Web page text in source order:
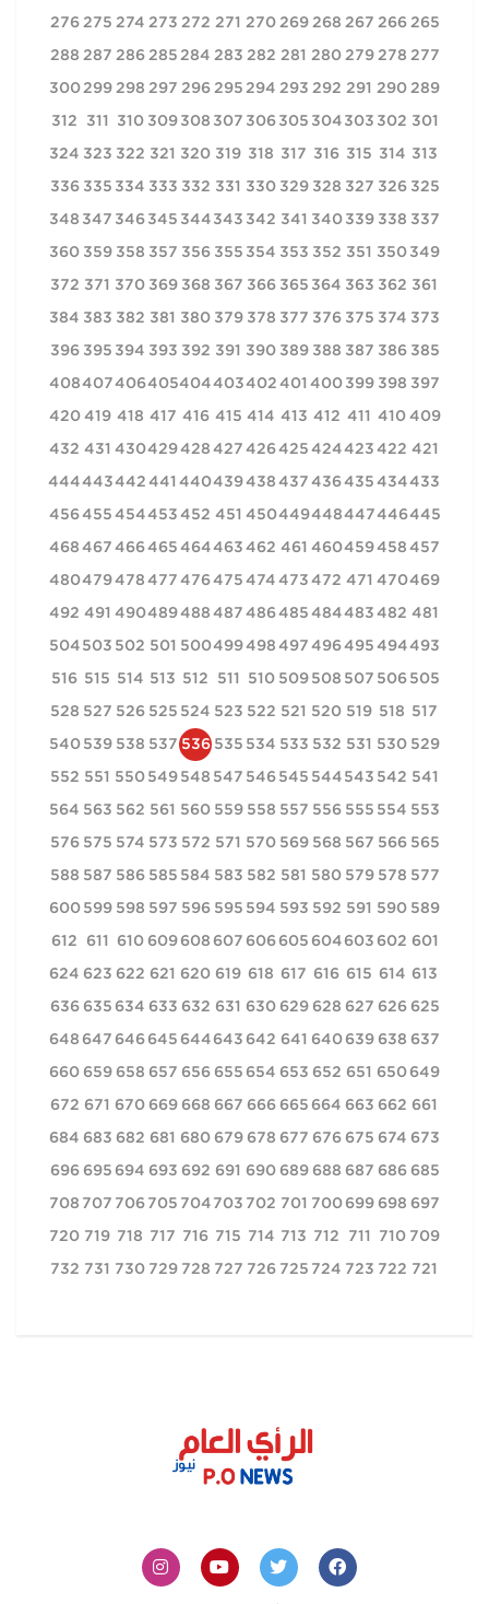
265
266
267
268
269
270
271
272
273
274
275
276
277
278
279
280
281
282
283
284
285
286
287
288
289
290
291
292
293
294
295
296
297
298
299
300
301
302
303
304
305
306
307
308
309
310
311
312
313
314
315
316
317
318
319
320
321
322
323
324
325
326
327
328
329
330
331
332
333
334
335
336
337
338
339
340
341
342
343
344
345
346
347
348
349
350
351
352
353
354
355
356
357
358
359
360
361
362
363
364
365
366
367
368
369
370
371
372
373
374
375
376
377
378
379
380
381
382
383
384
385
386
387
388
389
390
391
392
393
394
395
396
397
398
399
400
401
402
403
404
405
406
407
408
409
410
411
412
413
414
415
416
417
418
419
420
421
422
423
424
425
426
427
428
429
430
431
432
433
434
435
436
437
438
439
440
441
442
443
444
445
446
447
448
449
450
451
452
453
454
455
456
457
458
459
460
461
462
463
464
465
466
467
468
469
470
471
472
473
474
475
476
477
478
479
480
481
482
483
484
485
486
487
488
489
490
491
492
493
494
495
496
497
498
499
500
501
502
503
504
505
506
507
508
509
510
511
512
513
514
515
516
517
518
519
520
521
522
523
524
525
526
527
528
529
530
531
532
533
534
535
536
537
538
539
540
541
542
543
544
545
546
547
548
549
550
551
552
553
554
555
556
557
558
559
560
561
562
563
564
565
566
567
568
569
570
571
572
573
574
575
576
577
578
579
580
581
582
583
584
585
586
587
588
589
590
591
592
593
594
595
596
597
598
599
600
601
602
603
604
605
606
607
608
609
610
611
612
613
614
615
616
617
618
619
620
621
622
623
624
625
626
627
628
629
630
631
632
633
634
635
636
637
638
639
640
641
642
643
644
645
646
647
648
649
650
651
652
653
654
655
656
657
658
659
660
661
662
663
664
665
666
667
668
669
670
671
672
673
674
675
676
677
678
679
680
681
682
683
684
685
686
687
688
689
690
691
692
693
694
695
696
697
698
699
700
701
702
703
704
705
706
707
708
709
710
711
712
713
714
715
716
717
718
719
720
721
722
723
724
725
726
727
728
729
730
731
732